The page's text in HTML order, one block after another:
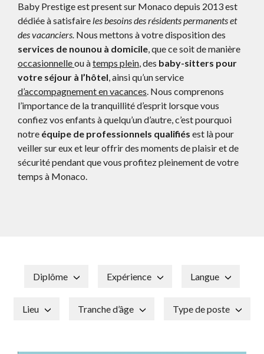
Baby Prestige est present sur Monaco depuis 2013 est
dédiée à satisfaire les besoins des résidents permanents et
des vacanciers. Nous mettons à votre disposition des
services de nounou à domicile, que ce soit de manière
occasionnelleou àtemps plein, des baby-sitters pour
votre séjour à l’hôtel, ainsi qu’un service
d’accompagnement en vacances. Nous comprenons
l’importance de la tranquillité d’esprit lorsque vous
confiez vos enfants à quelqu’un d’autre, c’est pourquoi
notre équipe de professionnels qualifiés est là pour
veiller sur eux et leur offrir des moments de plaisir et de
sécurité pendant que vous profitez pleinement de votre
temps à Monaco.
Diplôme Expérience Langue
Lieu Tranche d’âge Type de poste